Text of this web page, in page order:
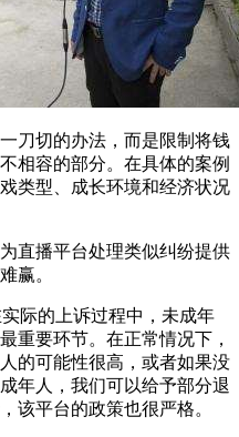
刀切的办法，而是限制将钱
相容的部分。在具体的案例
类型、成长环境和经济状况
直播平台处理类似纠纷提供
赢。
际的上诉过程中，未成年
重要环节。在正常情况下，
的可能性很高，或者如果没
年人，我们可以给予部分退
该平台的政策也很严格。